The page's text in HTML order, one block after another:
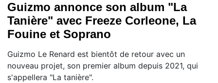
Guizmo annonce son album "La
Tanière" avec Freeze Corleone, La
Fouine et Soprano
Guizmo Le Renard est bientôt de retour avec un
nouveau projet, son premier album depuis 2021, qui
s'appellera "La tanière".